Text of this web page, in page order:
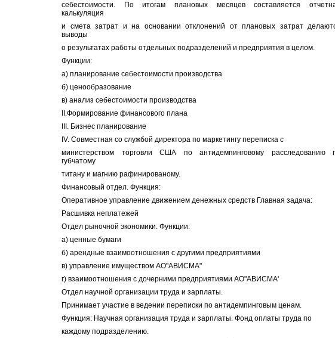
себестоимости. По итогам плановых месяцев составляется
калькуляция
и смета затрат и на основании отклонений от плановых затрат
выводы
о результатах работы отдельных подразделений и предприятия в целом.
Функции:
а) планирование себестоимости производства
б) ценообразование
в) анализ себестоимости производства
II.Формирование финансового плана
III. Бизнес планирование
IV. Совместная со службой директора по маркетингу переписка с
министерством торговли США по антидемпинговому расследованию
губчатому
титану и магнию рафинированому.
Финансовый отдел. Функция:
Оперативное управление движением денежных средств Главная задача:
Расшивка неплатежей
Отдел рыночной экономики. Функции:
а) ценные бумаги
б) арендные взаимоотношения с другими предприятиями
в) управление имуществом АО"АВИСМА"
г) взаимоотношения с дочерними предприятиями АО"АВИСМА'
Отдел научной организации труда и зарплаты.
Принимает участие в ведении переписки по антидемпинговым ценам.
Функция: Научная организация труда и зарплаты. Фонд оплаты труда по
каждому подразделению.